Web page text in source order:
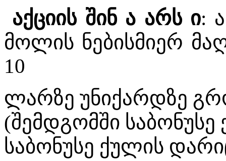
აქციის შინ ა არს ი:
მოლის ნებისმიერ
10
ლარზე უნიქარდზე
(შემდგომში საბონუსე
საბონუსე ქულის